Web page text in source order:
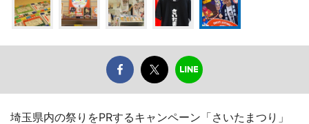
埼玉県内の祭りをPRするキャンペーン「さいたまつり」